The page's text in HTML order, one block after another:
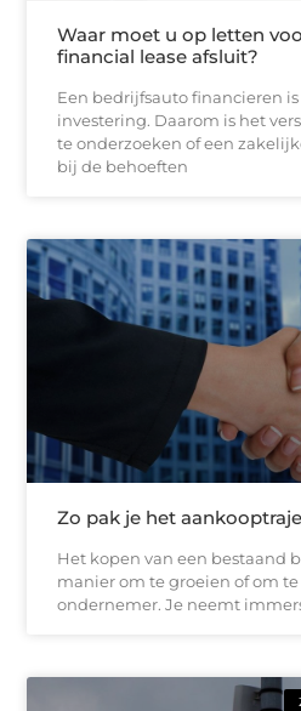
Waar moet u op letten
financial lease afsluit?
Een bedrijfsauto financieren
investering. Daarom is het
te onderzoeken of een
bij de behoeften
Zo pak je het
Het kopen van een bestaand
manier om te groeien of om
ondernemer. Je neemt